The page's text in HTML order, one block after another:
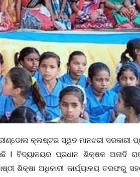
କ୍ଲଷ୍ଟର ସ୍ଥିତ ମାନଝରୀ ସରକାରୀ
l ବିଦ୍ୟାଳୟର ପ୍ରଧାନ ଶିକ୍ଷକ ଅନାଦି
ଶିକ୍ଷା ଅଧିକାରୀ କାର୍ଯ୍ୟାଳୟ ତରଫରୁ